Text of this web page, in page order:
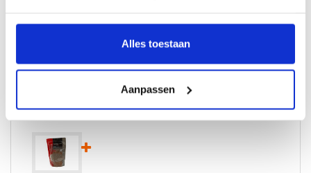
Alles toestaan
Aanpassen
Inhoud 700 gram
Combideals
rookmot eik whiskey 700 gram+